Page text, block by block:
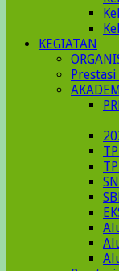
KEGIATAN